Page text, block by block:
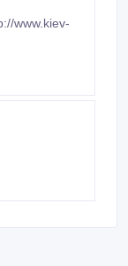
www.kiev-